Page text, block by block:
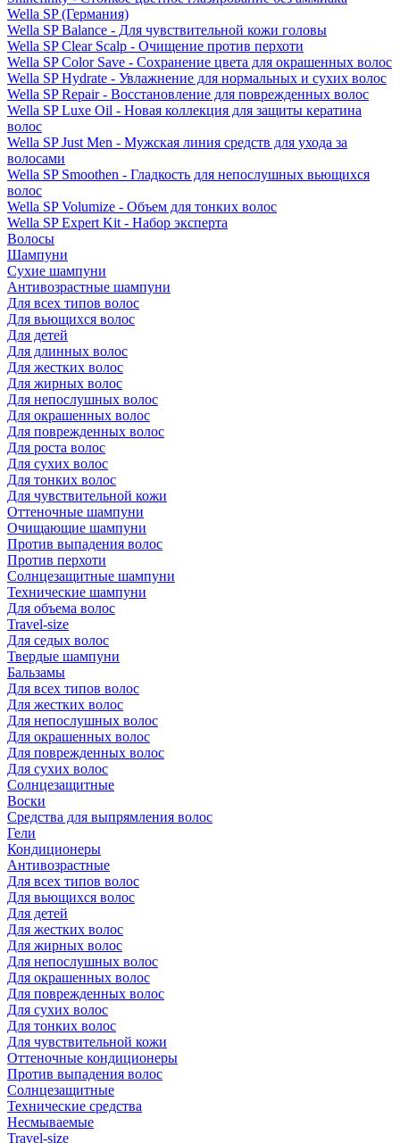
Wella SP (Германия)
Wella SP Balance - Для чувствительной кожи головы
Wella SP Clear Scalp - Очищение против перхоти
Wella SP Color Save - Сохранение цвета для окрашенных волос
Wella SP Hydrate - Увлажнение для нормальных и сухих волос
Wella SP Repair - Восстановление для поврежденных волос
Wella SP Luxe Oil - Новая коллекция для защиты кератина
волос
Wella SP Just Men - Мужская линия средств для ухода за
волосами
Wella SP Smoothen - Гладкость для непослушных вьющихся
волос
Wella SP Volumize - Объем для тонких волос
Wella SP Expert Kit - Набор эксперта
Волосы
Шампуни
Сухие шампуни
Антивозрастные шампуни
Для всех типов волос
Для вьющихся волос
Для детей
Для длинных волос
Для жестких волос
Для жирных волос
Для непослушных волос
Для окрашенных волос
Для поврежденных волос
Для роста волос
Для сухих волос
Для тонких волос
Для чувствительной кожи
Оттеночные шампуни
Очищающие шампуни
Против выпадения волос
Против перхоти
Солнцезащитные шампуни
Технические шампуни
Для объема волос
Travel-size
Для седых волос
Твердые шампуни
Бальзамы
Для всех типов волос
Для жестких волос
Для непослушных волос
Для окрашенных волос
Для поврежденных волос
Для сухих волос
Солнцезащитные
Воски
Средства для выпрямления волос
Гели
Кондиционеры
Антивозрастные
Для всех типов волос
Для вьющихся волос
Для детей
Для жестких волос
Для жирных волос
Для непослушных волос
Для окрашенных волос
Для поврежденных волос
Для сухих волос
Для тонких волос
Для чувствительной кожи
Оттеночные кондиционеры
Против выпадения волос
Солнцезащитные
Технические средства
Несмываемые
Travel-size